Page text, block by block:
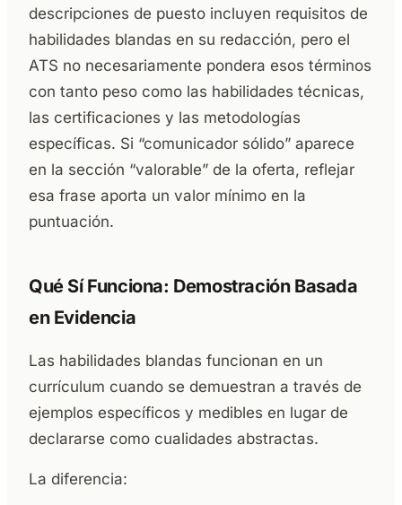
descripciones de puesto incluyen requisitos de
habilidades blandas en su redacción, pero el
ATS no necesariamente pondera esos términos
con tanto peso como las habilidades técnicas,
las certificaciones y las metodologías
específicas. Si “comunicador sólido” aparece
en la sección “valorable” de la oferta, reflejar
esa frase aporta un valor mínimo en la
puntuación.
Qué Sí Funciona: Demostración Basada
en Evidencia
Las habilidades blandas funcionan en un
currículum cuando se demuestran a través de
ejemplos específicos y medibles en lugar de
declararse como cualidades abstractas.
La diferencia: